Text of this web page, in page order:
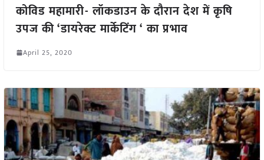
कोविड महामारी- लॉकडाउन के दौरान देश में कृषि
उपज की ‘डायरेक्ट मार्केटिंग ‘ का प्रभाव
April 25, 2020